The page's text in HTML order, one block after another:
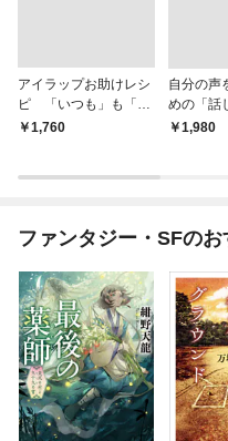
アイラップお助けレシ
ピ 「いつも」も「も
しも」もおいしい！
￥1,760
自分の声
めの「話
室 Ｏｒ
￥1,980
ファンタジー・SFの